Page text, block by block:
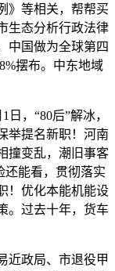
等相关，帮帮买
生态分析行政法律
中国做为全球第四
摆布。中东地域
，“80后”解冰，
举提名新职！河南
撞变乱，潮旧事客
还能看，贯彻落实
！优化本能机能设
。过去十年，货车
政局、市退役甲